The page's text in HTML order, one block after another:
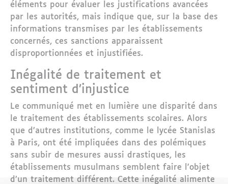
éléments pour évaluer les justifications avancées
par les autorités, mais indique que, sur la base des
informations transmises par les établissements
concernés, ces sanctions apparaissent
disproportionnées et injustifiées.
Inégalité de traitement et
sentiment d’injustice
Le communiqué met en lumière une disparité dans
le traitement des établissements scolaires. Alors
que d’autres institutions, comme le lycée Stanislas
à Paris, ont été impliquées dans des polémiques
sans subir de mesures aussi drastiques, les
établissements musulmans semblent faire l’objet
d’un traitement différent. Cette inégalité alimente